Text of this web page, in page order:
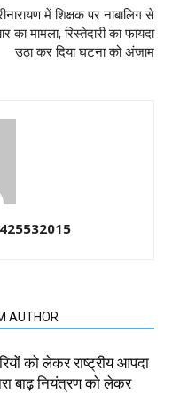
में शिक्षक पर नाबालिग से
का मामला, रिस्तेदारी का फायदा
उठा कर दिया घटना को अंजाम
AUTHOR
को लेकर राष्ट्रीय आपदा
बाढ़ नियंत्रण को लेकर